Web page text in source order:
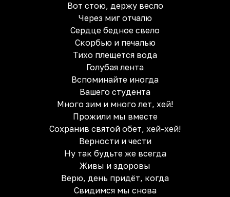
Вот стою, держу весло
Через миг отчалю
Сердце бедное свело
Скорбью и печалью
Тихо плещется вода
Голубая лента
Вспоминайте иногда
Вашего студента
Много зим и много лет, хей!
Прожили мы вместе
Сохранив святой обет, хей-хей!
Верности и чести
Ну так будьте же всегда
Живы и здоровы
Верю, день придёт, когда
Свидимся мы снова